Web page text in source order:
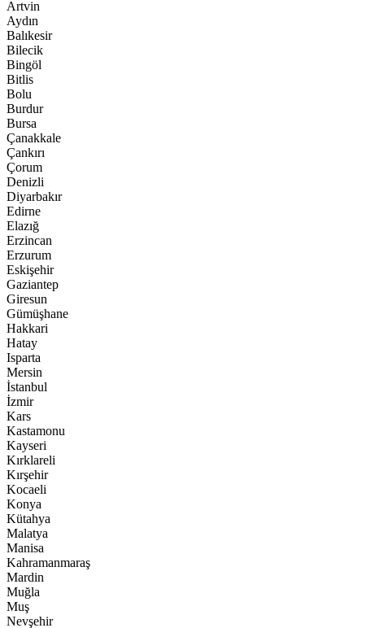
Artvin
Aydın
Balıkesir
Bilecik
Bingöl
Bitlis
Bolu
Burdur
Bursa
Çanakkale
Çankırı
Çorum
Denizli
Diyarbakır
Edirne
Elazığ
Erzincan
Erzurum
Eskişehir
Gaziantep
Giresun
Gümüşhane
Hakkari
Hatay
Isparta
Mersin
İstanbul
İzmir
Kars
Kastamonu
Kayseri
Kırklareli
Kırşehir
Kocaeli
Konya
Kütahya
Malatya
Manisa
Kahramanmaraş
Mardin
Muğla
Muş
Nevşehir